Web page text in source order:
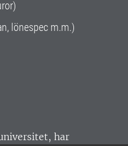
lönespec m.m.)
har